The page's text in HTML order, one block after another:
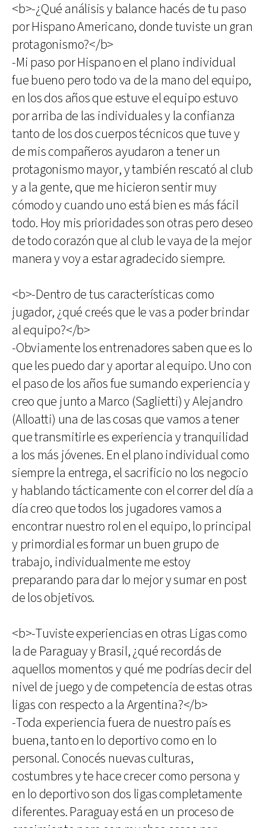
<b>-¿Qué análisis y balance hacés de tu paso
por Hispano Americano, donde tuviste un gran
protagonismo?</b>
-Mi paso por Hispano en el plano individual
fue bueno pero todo va de la mano del equipo,
en los dos años que estuve el equipo estuvo
por arriba de las individuales y la confianza
tanto de los dos cuerpos técnicos que tuve y
de mis compañeros ayudaron a tener un
protagonismo mayor, y también rescató al club
y a la gente, que me hicieron sentir muy
cómodo y cuando uno está bien es más fácil
todo. Hoy mis prioridades son otras pero deseo
de todo corazón que al club le vaya de la mejor
manera y voy a estar agradecido siempre.
<b>-Dentro de tus características como
jugador, ¿qué creés que le vas a poder brindar
al equipo?</b>
-Obviamente los entrenadores saben que es lo
que les puedo dar y aportar al equipo. Uno con
el paso de los años fue sumando experiencia y
creo que junto a Marco (Saglietti) y Alejandro
(Alloatti) una de las cosas que vamos a tener
que transmitirle es experiencia y tranquilidad
a los más jóvenes. En el plano individual como
siempre la entrega, el sacrificio no los negocio
y hablando tácticamente con el correr del día a
día creo que todos los jugadores vamos a
encontrar nuestro rol en el equipo, lo principal
y primordial es formar un buen grupo de
trabajo, individualmente me estoy
preparando para dar lo mejor y sumar en post
de los objetivos.
<b>-Tuviste experiencias en otras Ligas como
la de Paraguay y Brasil, ¿qué recordás de
aquellos momentos y qué me podrías decir del
nivel de juego y de competencia de estas otras
ligas con respecto a la Argentina?</b>
-Toda experiencia fuera de nuestro país es
buena, tanto en lo deportivo como en lo
personal. Conocés nuevas culturas,
costumbres y te hace crecer como persona y
en lo deportivo son dos ligas completamente
diferentes. Paraguay está en un proceso de